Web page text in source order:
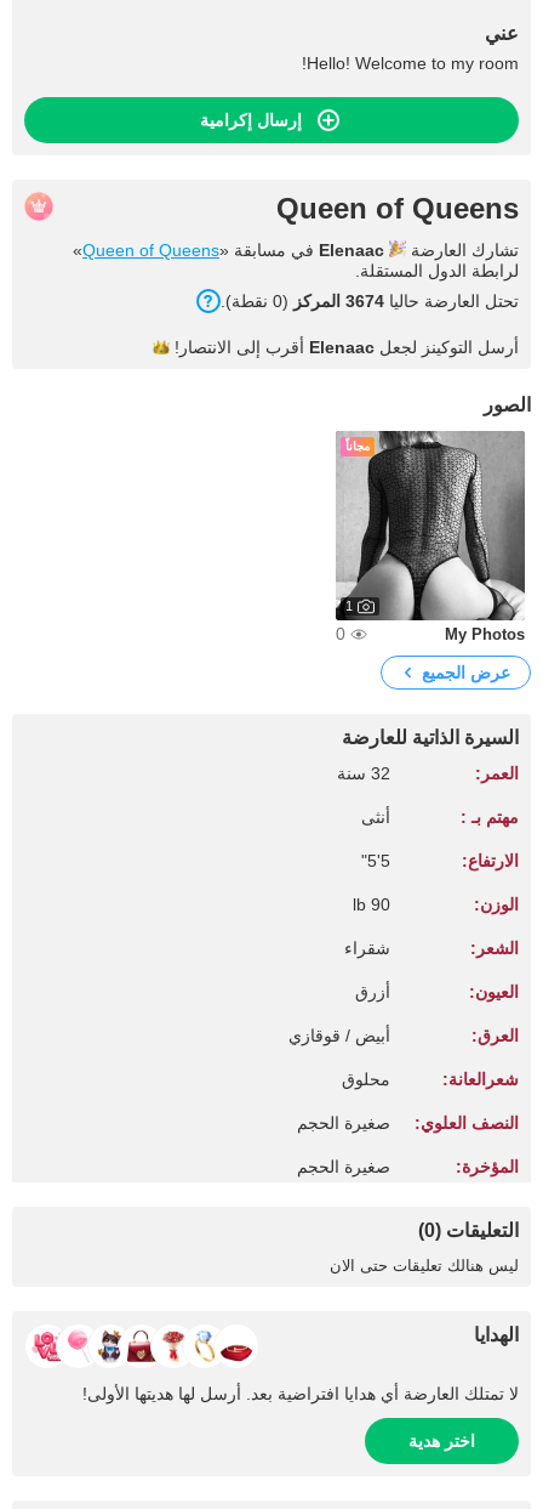
عني
Hello! Welcome to my room!
إرسال إكرامية
Queen of Queens
تشارك العارضة Elenaac في مسابقة «Queen of Queens
»
لرابطة الدول المستقلة.
تحتل العارضة حاليا 3674 المركز (0 نقطة).
أرسل التوكينز لجعل Elenaac أقرب إلى الانتصار!
الصور
مجاناً
1
My Photos
0
عرض الجميع
السيرة الذاتية للعارضة
العمر: 32 سنة
مهتم بـ : أنثى
الارتفاع: 5'5"
الوزن: 90 lb
الشعر: شقراء
العيون: أزرق
العرق: أبيض / قوقازي
شعرالعانة: محلوق
النصف العلوي: صغيرة الحجم
المؤخرة: صغيرة الحجم
التعليقات (0)
ليس هنالك تعليقات حتى الان
الهدايا
لا تمتلك العارضة أي هدايا افتراضية بعد. أرسل لها هديتها الأولى!
اختر هدية